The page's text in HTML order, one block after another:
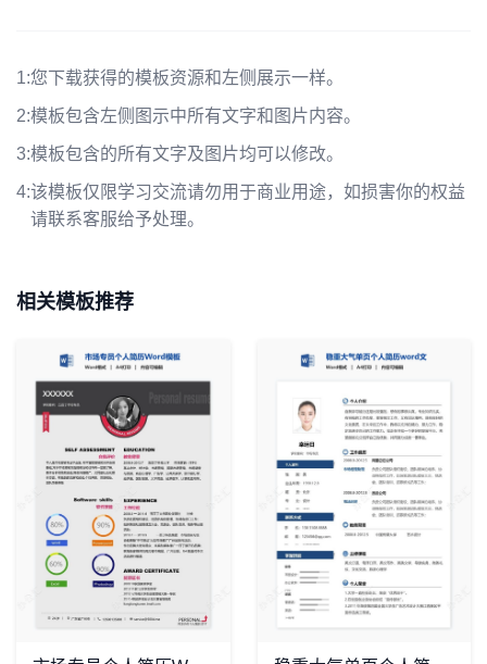
1:您下载获得的模板资源和左侧展示一样。
2:模板包含左侧图示中所有文字和图片内容。
3:模板包含的所有文字及图片均可以修改。
4:该模板仅限学习交流请勿用于商业用途，如损害你的权益
请联系客服给予处理。
相关模板推荐